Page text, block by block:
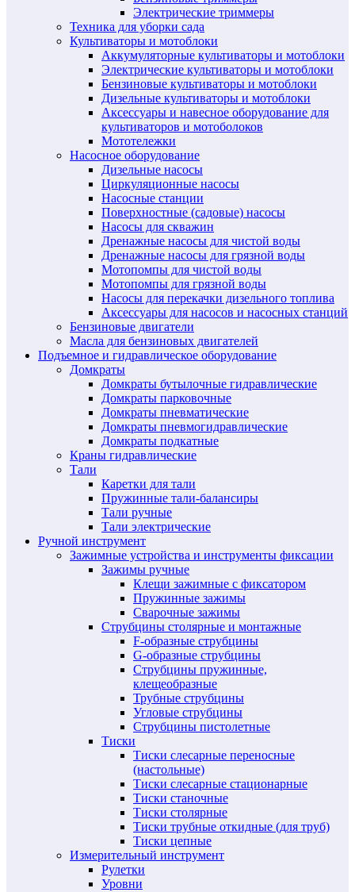
Электрические триммеры
Техника для уборки сада
Культиваторы и мотоблоки
Аккумуляторные культиваторы и мотоблоки
Электрические культиваторы и мотоблоки
Бензиновые культиваторы и мотоблоки
Дизельные культиваторы и мотоблоки
Аксессуары и навесное оборудование для
культиваторов и мотоболоков
Мототележки
Насосное оборудование
Дизельные насосы
Циркуляционные насосы
Насосные станции
Поверхностные (садовые) насосы
Насосы для скважин
Дренажные насосы для чистой воды
Дренажные насосы для грязной воды
Мотопомпы для чистой воды
Мотопомпы для грязной воды
Насосы для перекачки дизельного топлива
Аксессуары для насосов и насосных станций
Бензиновые двигатели
Масла для бензиновых двигателей
Подъемное и гидравлическое оборудование
Домкраты
Домкраты бутылочные гидравлические
Домкраты парковочные
Домкраты пневматические
Домкраты пневмогидравлические
Домкраты подкатные
Краны гидравлические
Тали
Каретки для тали
Пружинные тали-балансиры
Тали ручные
Тали электрические
Ручной инструмент
Зажимные устройства и инструменты фиксации
Зажимы ручные
Клещи зажимные с фиксатором
Пружинные зажимы
Сварочные зажимы
Струбцины столярные и монтажные
F-образные струбцины
G-образные струбцины
Струбцины пружинные,
клещеобразные
Трубные струбцины
Угловые струбцины
Струбцины пистолетные
Тиски
Тиски слесарные переносные
(настольные)
Тиски слесарные стационарные
Тиски станочные
Тиски столярные
Тиски трубные откидные (для труб)
Тиски цепные
Измерительный инструмент
Рулетки
Уровни